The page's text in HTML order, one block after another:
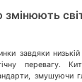
змінюють
завдяки низькій
перевагу.
змушуючи